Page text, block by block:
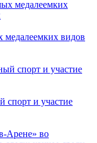
видов
спорт и участие